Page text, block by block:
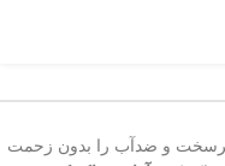
و ضدآب را بدون زحمت